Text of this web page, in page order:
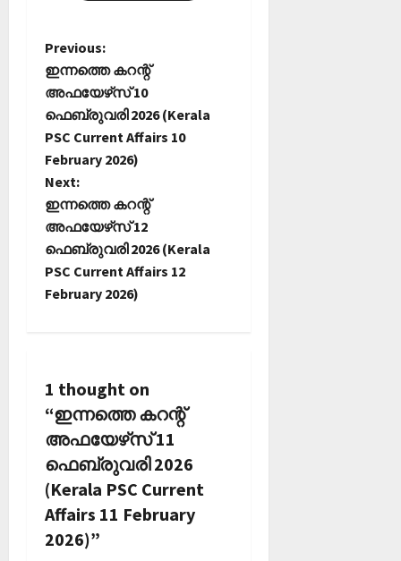
P
o
s
t
n
a
v
a
t
i
o
n
Previous:
ഇന്നത്തെ കറന്റ്
അഫയേഴ്‌സ് 10
ഫെബ്രുവരി 2026 (Kerala
PSC Current Affairs 10
February 2026)
Next:
ഇന്നത്തെ കറന്റ്
അഫയേഴ്‌സ് 12
ഫെബ്രുവരി 2026 (Kerala
PSC Current Affairs 12
February 2026)
1 thought on
“ഇന്നത്തെ കറന്റ്
അഫയേഴ്‌സ് 11
ഫെബ്രുവരി 2026
(Kerala PSC Current
Affairs 11 February
2026)”